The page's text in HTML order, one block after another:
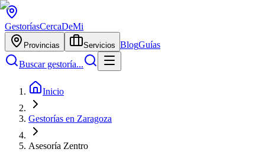
GestoríasCercaDeMi
Provincias Servicios BlogGuías
Buscar gestoría...
Inicio
Gestorías en Zaragoza
Asesoría Zentro